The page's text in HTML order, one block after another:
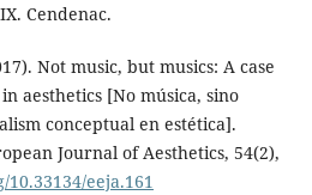
Cendenac.
Not music, but musics: A case
aesthetics [No música, sino
conceptual en estética].
Journal of Aesthetics, 54(2),
eeja.161